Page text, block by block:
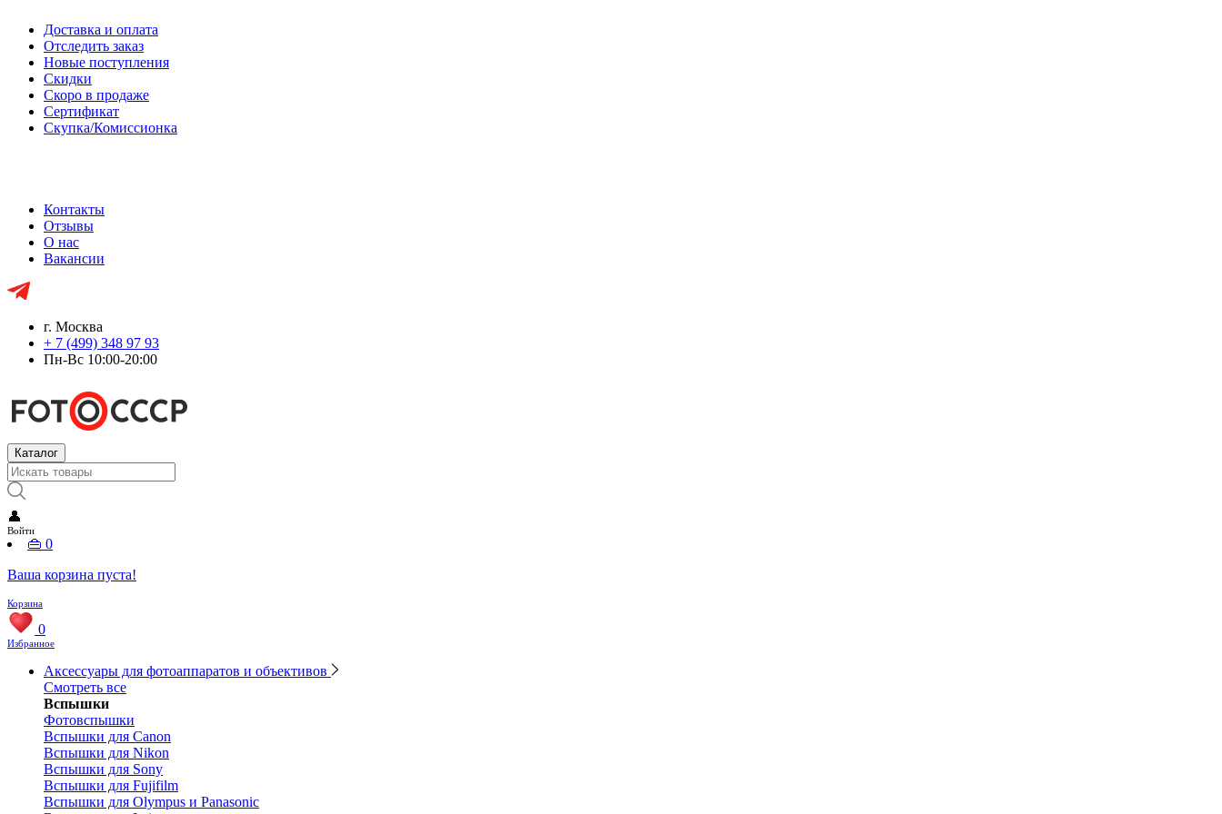
Доставка и оплата
Отследить заказ
Новые поступления
Скидки
Скоро в продаже
Сертификат
Скупка/Комиссионка
Контакты
Отзывы
О нас
Вакансии
г. Москва
+ 7 (499) 348 97 93
Пн-Вс 10:00-20:00
Каталог
👤
Войти
👜 0
Ваша корзина пуста!
Корзина
0
Избранное
Аксессуары для фотоаппаратов и объективов
Смотреть все
Вспышки
Фотовспышки
Вспышки для Canon
Вспышки для Nikon
Вспышки для Sony
Вспышки для Fujifilm
Вспышки для Olympus и Panasonic